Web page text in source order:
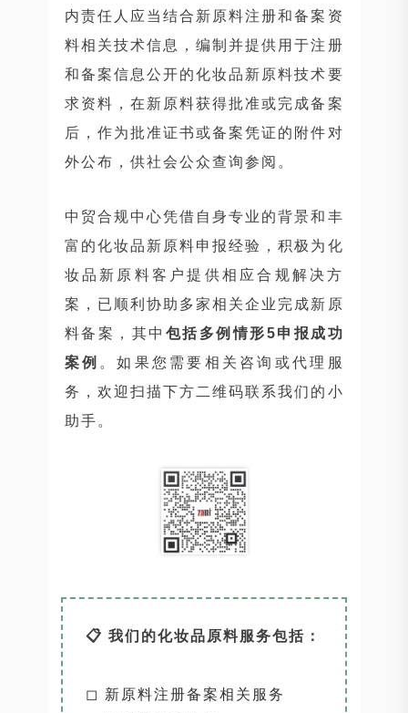
内责任人应当结合新原料注册和备案资
料相关技术信息，编制并提供用于注册
和备案信息公开的化妆品新原料技术要
求资料，在新原料获得批准或完成备案
后，作为批准证书或备案凭证的附件对
外公布，供社会公众查询参阅。
中贸合规中心凭借自身专业的背景和丰
富的化妆品新原料申报经验，积极为化
妆品新原料客户提供相应合规解决方
案，已顺利协助多家相关企业完成新原
料备案，其中 包括多例情形5申报成功
案例 。如果您需要相关咨询或代理服
务，欢迎扫描下方二维码联系我们的小
助手。
📋 我们的化妆品原料服务包括：
◻ 新原料注册备案相关服务